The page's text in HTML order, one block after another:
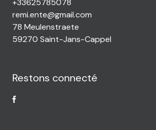
+33625785078
remi.ente@gmail.com
78 Meulenstraete
59270 Saint-Jans-Cappel
Restons connecté